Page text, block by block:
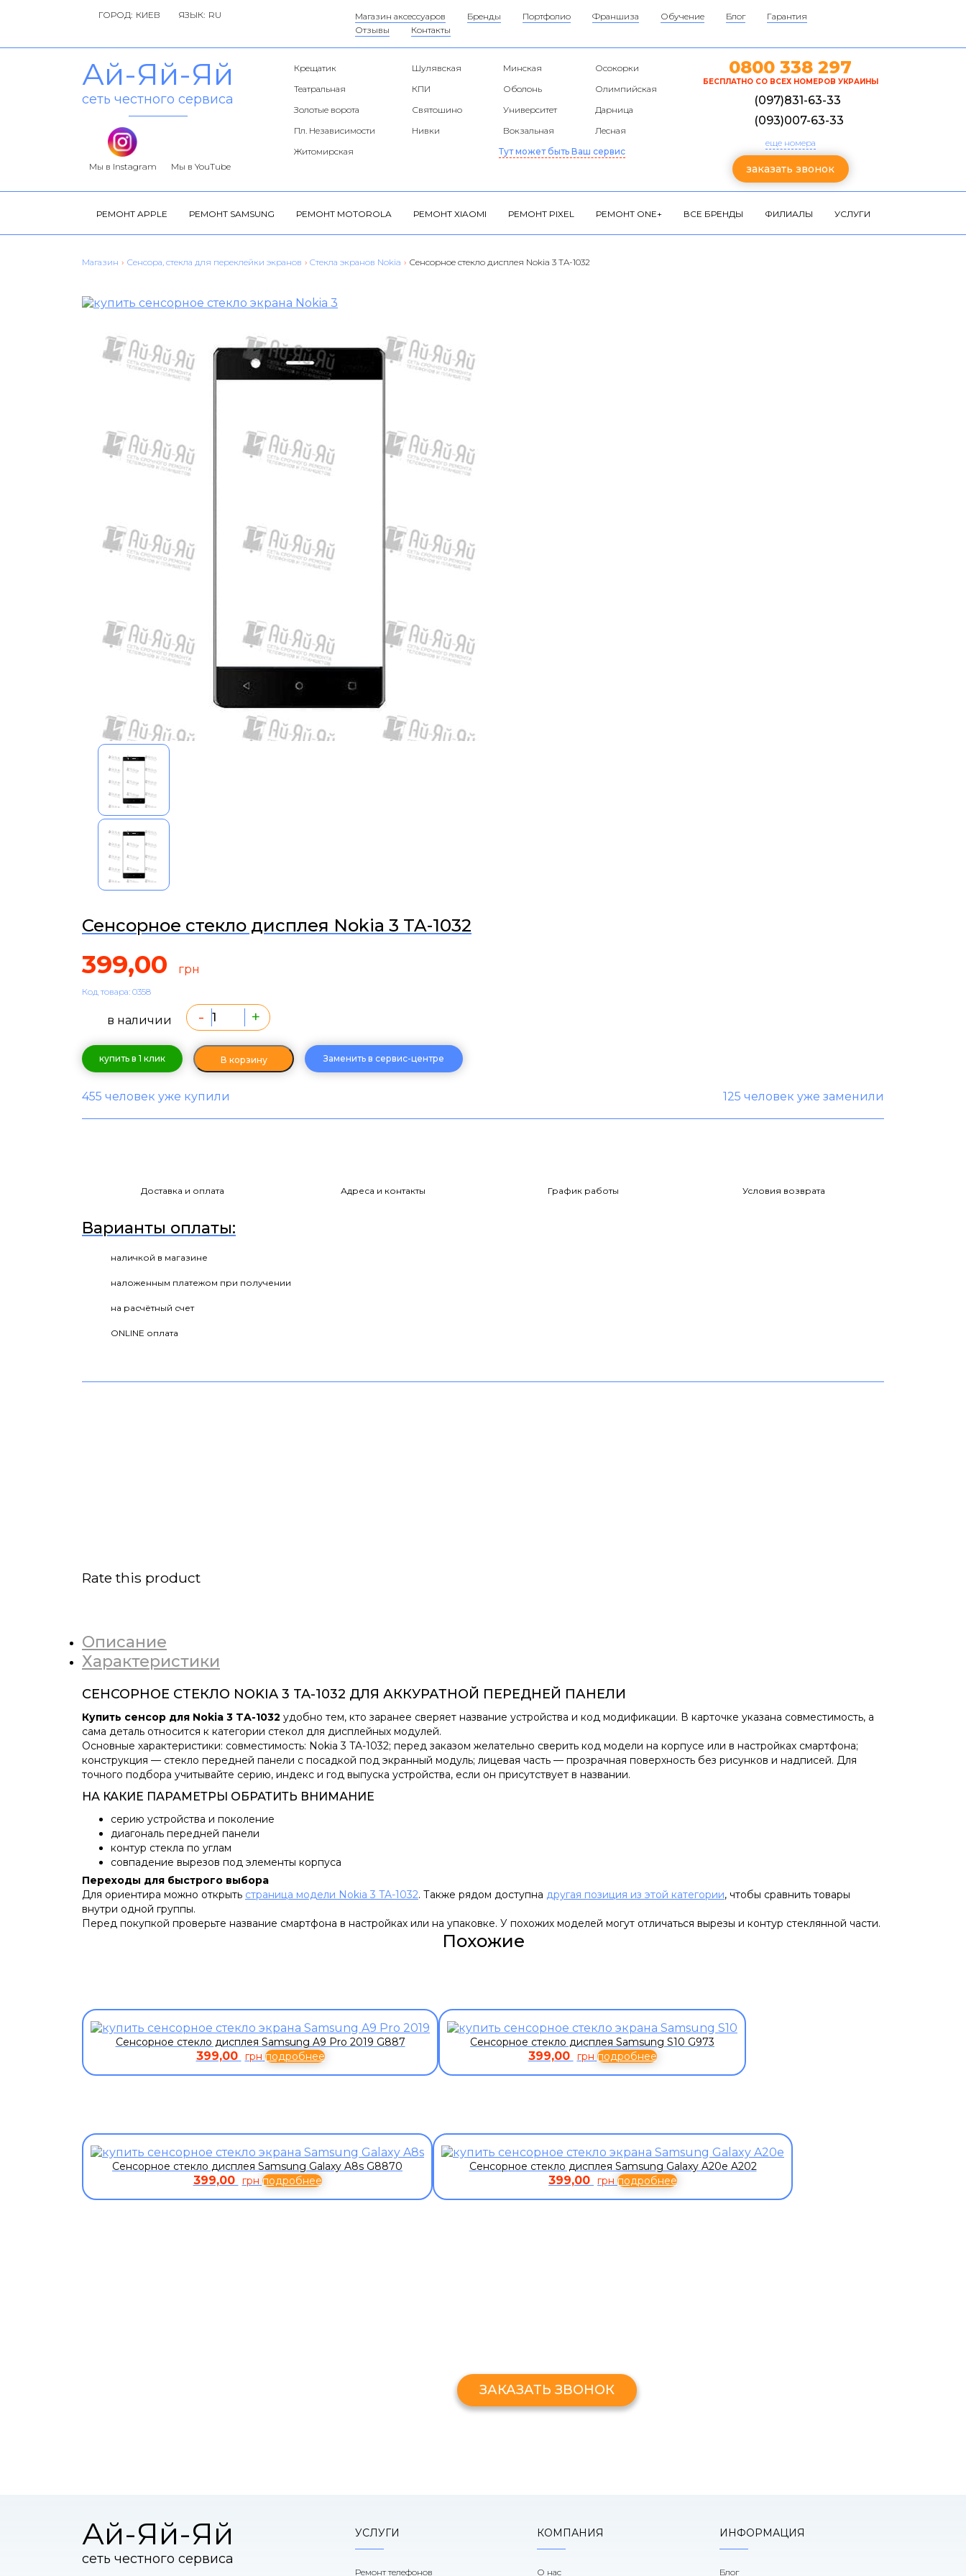
ГОРОД: ЯЗЫК: Магазин аксессуаров Бренды Портфолио Франшиза Обучение Блог
Гарантия
Отзывы
Контакты
Ай-Яй-Яй
сеть честного сервиса
Мы в Instagram Мы в YouTube
Крещатик Шулявская Минская
Осокорки
Театральная
КПИ Оболонь
Олимпийская
Золотые ворота
Святошино Университет
Дарница
Пл. Независимости
Нивки Вокзальная
Лесная
Житомирская
Тут может быть Ваш сервис
0800 338 297
БЕСПЛАТНО СО ВСЕХ НОМЕРОВ УКРАИНЫ
(097)831-63-33
(093)007-63-33
еще номера
заказать звонок
РЕМОНТ APPLE РЕМОНТ SAMSUNG РЕМОНТ MOTOROLA РЕМОНТ XIAOMI РЕМОНТ PIXEL РЕМОНТ ONE+ ВСЕ БРЕНДЫ ФИЛИАЛЫ УСЛУГИ
Магазин › Сенсора, стекла для переклейки экранов › Cтекла экранов Nokia › Сенсорное стекло дисплея Nokia 3 TA-1032
Сенсорное стекло дисплея Nokia 3 TA-1032
399,00 грн
Код товара: 0358
в наличии - +
купить в 1 клик В корзину Заменить в сервис-центре
455 человек уже купили 125 человек уже заменили
Доставка и оплата Адреса и контакты График работы Условия возврата
Варианты оплаты:
наличкой в магазине
наложенным платежом при получении
на расчётный счет
ONLINE оплата
Rate this product
Описание
Характеристики
СЕНСОРНОЕ СТЕКЛО NOKIA 3 TA-1032 ДЛЯ АККУРАТНОЙ ПЕРЕДНЕЙ ПАНЕЛИ
Купить сенсор для Nokia 3 TA-1032 удобно тем, кто заранее сверяет название устройства и код модификации. В карточке указана совместимость, а
сама деталь относится к категории стекол для дисплейных модулей.
Основные характеристики: совместимость: Nokia 3 TA-1032; перед заказом желательно сверить код модели на корпусе или в настройках смартфона;
конструкция — стекло передней панели с посадкой под экранный модуль; лицевая часть — прозрачная поверхность без рисунков и надписей. Для
точного подбора учитывайте серию, индекс и год выпуска устройства, если он присутствует в названии.
НА КАКИЕ ПАРАМЕТРЫ ОБРАТИТЬ ВНИМАНИЕ
серию устройства и поколение
диагональ передней панели
контур стекла по углам
совпадение вырезов под элементы корпуса
Переходы для быстрого выбора
Для ориентира можно открыть страница модели Nokia 3 TA-1032. Также рядом доступна другая позиция из этой категории, чтобы сравнить товары
внутри одной группы.
Перед покупкой проверьте название смартфона в настройках или на упаковке. У похожих моделей могут отличаться вырезы и контур стеклянной части.
Похожие
Сенсорное стекло дисплея Samsung A9 Pro 2019 G887
399,00 грн подробнее
Сенсорное стекло дисплея Samsung S10 G973
399,00 грн подробнее
Сенсорное стекло дисплея Samsung Galaxy A8s G8870
399,00 грн подробнее
Сенсорное стекло дисплея Samsung Galaxy A20e A202
399,00 грн подробнее
ЗАКАЗАТЬ ЗВОНОК
Ай-Яй-Яй
сеть честного сервиса
УСЛУГИ
Ремонт телефонов
КОМПАНИЯ
О нас
ИНФОРМАЦИЯ
Блог